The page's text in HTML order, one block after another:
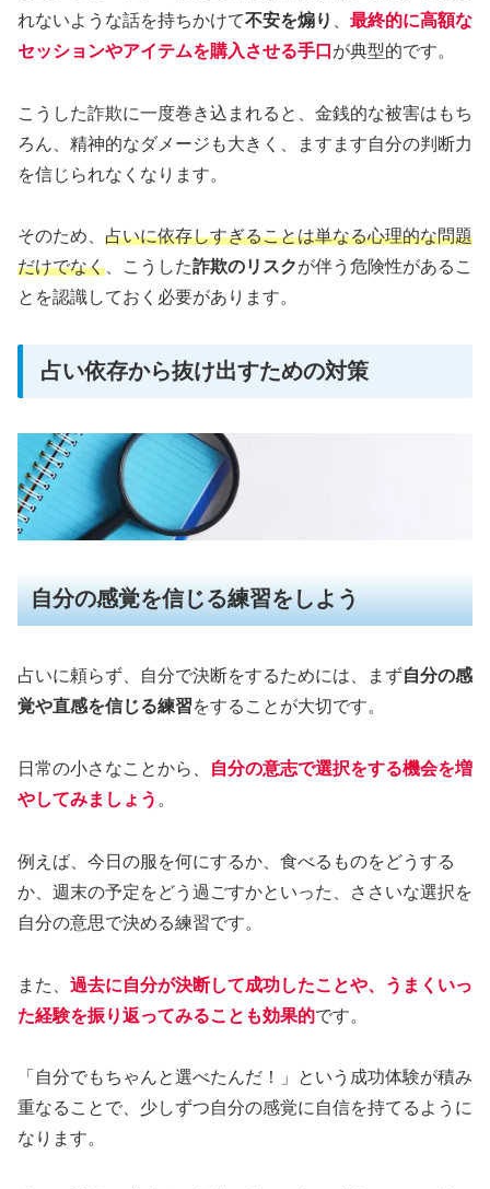
れないような話を持ちかけて不安を煽り
最終的に高額な
セッションやアイテムを購入させる手口 が典型的です。
こうした詐欺に一度巻き込まれると、金銭的な被害はもち
ろん、精神的なダメージも大きく、ますます自分の判断力
を信じられなくなります。
そのため、 占いに依存しすぎることは単なる心理的な問題
だけでなく 、こうした詐欺のリスクが伴う危険性があるこ
とを認識しておく必要があります。
占い依存から抜け出すための対策
自分の感覚を信じる練習をしよう
占いに頼らず、自分で決断をするためには、まず自分の感
覚や直感を信じる練習をすることが大切です。
日常の小さなことから、
自分の意志で選択をする機会を増
やしてみましょう 。
例えば、今日の服を何にするか、食べるものをどうする
か、週末の予定をどう過ごすかといった、ささいな選択を
自分の意思で決める練習です。
また、 過去に自分が決断して成功したことや、うまくいっ
た経験を振り返ってみることも効果的です。
「自分でもちゃんと選べたんだ！」という成功体験が積み
重なることで、少しずつ自分の感覚に自信を持てるように
なります。